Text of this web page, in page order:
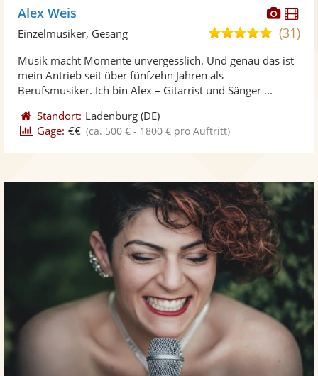
Fotos
Alex Weis
5,0
5
(31)
Einzelmusiker, Gesang
Musik macht Momente unvergesslich. Und genau das ist
mein Antrieb seit über fünfzehn Jahren als
Berufsmusiker. Ich bin Alex – Gitarrist und Sänger ...
Standort: Ladenburg (DE)
Gage: €€ (ca. 500 € - 1800 € pro Auftritt)